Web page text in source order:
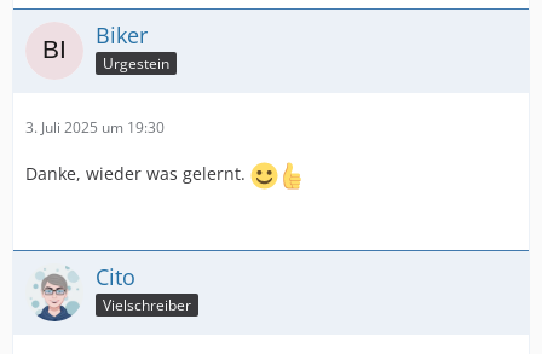
Biker
Urgestein
3. Juli 2025 um 19:30
Danke, wieder was gelernt.
Cito
Vielschreiber